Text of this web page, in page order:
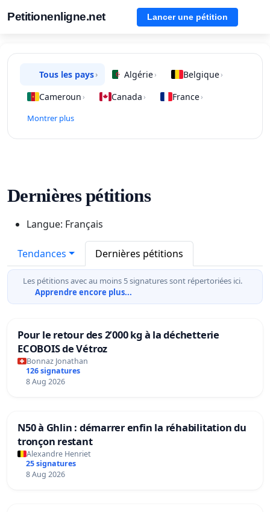
Petitionenligne.net Lancer une pétition
Tous les pays› Algérie› Belgique›
Cameroun › Canada › France›
Montrer plus
Dernières pétitions
Langue: Français
Tendances Dernières pétitions
Les pétitions avec au moins 5 signatures sont répertoriées ici.
Apprendre encore plus...
Pour le retour des 2’000 kg à la déchetterie
ECOBOIS de Vétroz
Bonnaz Jonathan
126 signatures
8 Aug 2026
N50 à Ghlin : démarrer enfin la réhabilitation du
tronçon restant
Alexandre Henriet
25 signatures
8 Aug 2026